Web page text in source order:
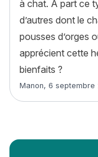
à chat. À part ce
d’autres dont le
pousses d’orges
apprécient cette
bienfaits ?
Article rédigé par
Manon, 6 septembre